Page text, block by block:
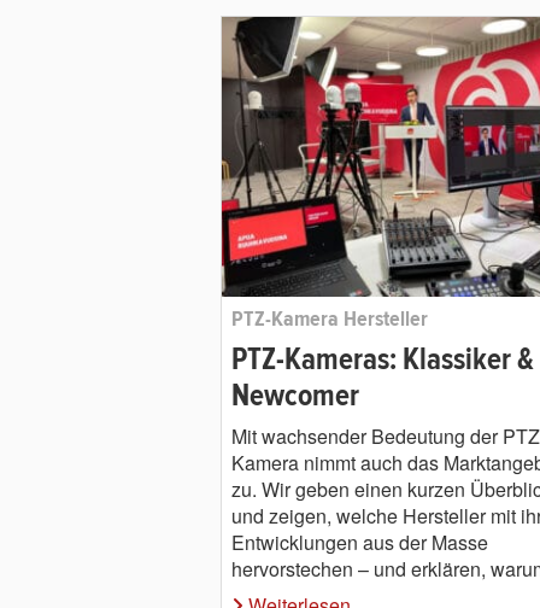
PTZ-Kamera Hersteller
PTZ-Kameras: Klassiker &
Newcomer
Mit wachsender Bedeutung der
Kamera nimmt auch das
zu. Wir geben einen kurzen
und zeigen, welche Hersteller mit
Entwicklungen aus der Masse
hervorstechen – und erklären,